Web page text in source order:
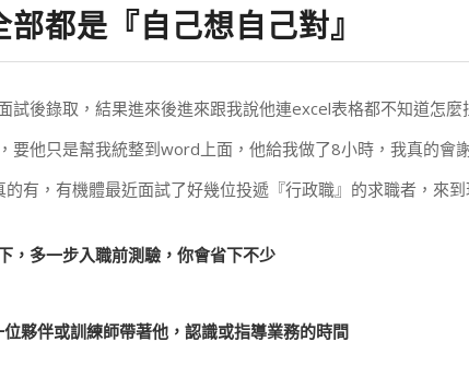
都是『自己想自己對』
試後錄取，結果進來後進來跟我說他連excel表格都不知道怎麼
要他只是幫我統整到word上面，他給我做了8小時，我真的會謝
有，有機體最近面試了好幾位投遞『行政職』的求職者，來
，多一步入職前測驗，你會省下不少
夥伴或訓練師帶著他，認識或指導業務的時間